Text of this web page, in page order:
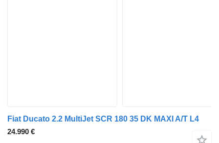
Fiat Ducato 2.2 MultiJet SCR 180 35 DK MAXI A/T L4
24.990 €